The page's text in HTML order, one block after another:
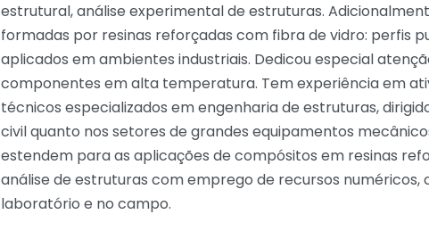
estrutural, análise experimental de estruturas.
formadas por resinas reforçadas com fibra de vidro: perfis
aplicados em ambientes industriais. Dedicou especial
componentes em alta temperatura. Tem experiência em
técnicos especializados em engenharia de estruturas,
civil quanto nos setores de grandes equipamentos
estendem para as aplicações de compósitos em resinas
análise de estruturas com emprego de recursos numéricos,
laboratório e no campo.